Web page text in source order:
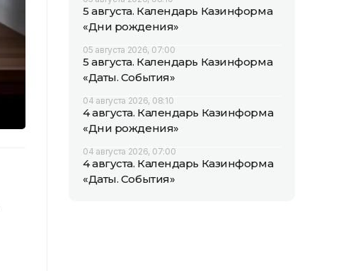
5 августа. Календарь Казинформа
«Дни рождения»
05 августа 2026, 07:00
5 августа. Календарь Казинформа
«Даты. События»
04 августа 2026, 08:10
4 августа. Календарь Казинформа
«Дни рождения»
04 августа 2026, 07:00
4 августа. Календарь Казинформа
«Даты. События»